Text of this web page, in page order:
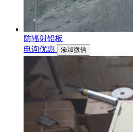
防辐射铅板
电询优惠
添加微信